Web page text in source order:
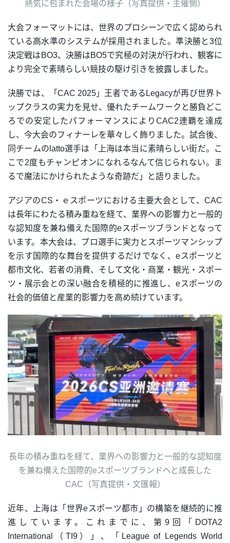
熱気に包まれた会場の様子（写真提供・主催側）
大会フォーマットには、世界のプロシーンで広く認められ
ている高水準のシステムが採用されました。準決勝と3位
決定戦はBO3、決勝はBO5で究極の対決が行われ、観客に
より完全で素晴らしい競技の駆け引きを披露しました。
決勝では、「CAC 2025」王者であるLegacyが再び世界ト
ップクラスの実力を見せ、優れたチームワークと勝負どこ
ろでの安定したパフォーマンスによりCAC2連覇を達成
し、今大会のフィナーレを華々しく飾りました。試合後、
同チームのlatto選手は「上海は本当に素晴らしい街だ。こ
こで2度もチャンピオンになれるなんて信じられない。ま
るで魔法にかけられたような奇跡だ」と語りました。
アジアのCS・ｅスポーツにおける主要大会として、CAC
は長年にわたる積み重ねを経て、業界への影響力と一般的
な認知度を兼ね備えた国際的eスポーツブランドとなって
います。本大会は、プロ選手に実力とスポーツマンシップ
を示す国際的な舞台を提供するだけでなく、eスポーツと
都市文化、若者の消費、そして文化・商業・観光・スポー
ツ・展示会との深い融合を積極的に推進し、eスポーツの
社会的価値と産業的影響力を高め続けています。
長年の積み重ねを経て、業界への影響力と一般的な認知度
を兼ね備えた国際的eスポーツブランドへと成長した
CAC（写真提供・文匯報）
近年、上海は「世界eスポーツ都市」の構築を継続的に推
進しています。これまでに、第9回「DOTA2
International（TI9）」、「League of Legends World